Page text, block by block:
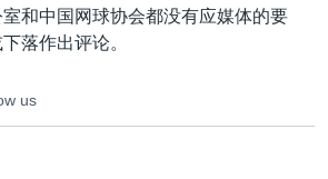
和中国网球协会都没有应媒体的要
落作出评论。
us